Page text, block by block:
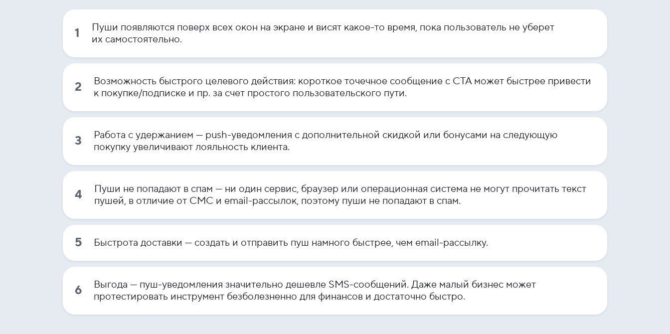
1
Пуши появляются поверх всех окон на экране и висят какое-то время, пока пользователь не уберет
их самостоятельно.
2
Возможность быстрого целевого действия: короткое точечное сообщение с CTA может быстрее привести
к покупке/подписке и пр. за счет простого пользовательского пути.
3
Работа с удержанием — push-уведомления с дополнительной скидкой или бонусами на следующую
покупку увеличивают лояльность клиента.
4
Пуши не попадают в спам — ни один сервис, браузер или операционная система не могут прочитать текст
пушей, в отличие от СМС и email-рассылок, поэтому пуши не попадают в спам.
5 Быстрота доставки — создать и отправить пуш намного быстрее, чем email-рассылку.
6
Выгода — пуш-уведомления значительно дешевле SMS-сообщений. Даже малый бизнес может
протестировать инструмент безболезненно для финансов и достаточно быстро.